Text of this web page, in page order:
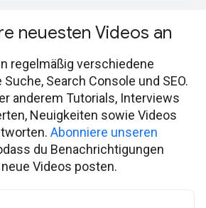
neuesten Videos an
regelmäßig verschiedene
Search Console und SEO.
anderem Tutorials, Interviews
Neuigkeiten sowie Videos
Abonniere unseren
du Benachrichtigungen
Videos posten.